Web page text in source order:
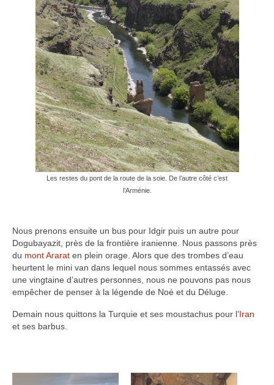
Les restes du pont de la route de la soie. De l’autre côté c’est
l’Arménie.
Nous prenons ensuite un bus pour Idgir puis un autre pour
Dogubayazit, près de la frontière iranienne. Nous passons près
du mont Ararat en plein orage. Alors que des trombes d’eau
heurtent le mini van dans lequel nous sommes entassés avec
une vingtaine d’autres personnes, nous ne pouvons pas nous
empêcher de penser à la légende de Noé et du Déluge.
Demain nous quittons la Turquie et ses moustachus pour l’Iran
et ses barbus.